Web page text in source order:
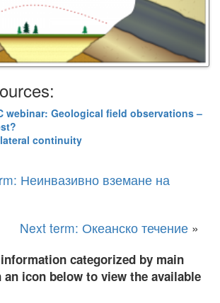
webinar: Geological field observations –
continuity
Неинвазивно вземане на
Next term: Океанско течение »
categorized by main
icon below to view the available